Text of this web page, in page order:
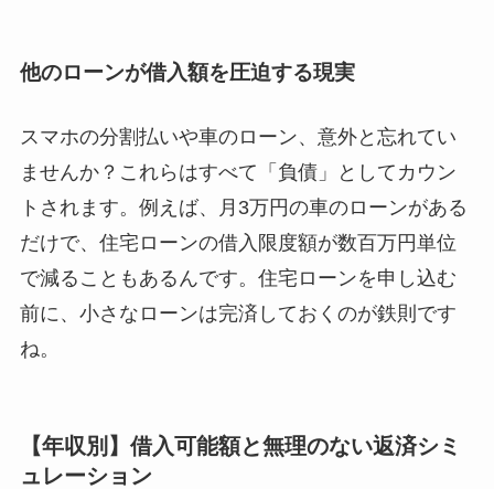
他のローンが借入額を圧迫する現実
スマホの分割払いや車のローン、意外と忘れてい
ませんか？これらはすべて「負債」としてカウン
トされます。例えば、月3万円の車のローンがある
だけで、住宅ローンの借入限度額が数百万円単位
で減ることもあるんです。住宅ローンを申し込む
前に、小さなローンは完済しておくのが鉄則です
ね。
【年収別】借入可能額と無理のない返済シミ
ュレーション